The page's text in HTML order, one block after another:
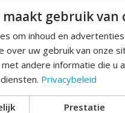
maakt gebruik van
om inhoud en
over uw gebruik van onze
met andere informatie die
Privacybeleid
Prestatie